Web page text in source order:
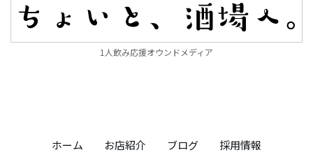
1人飲み応援オウンドメディア
ホーム お店紹介 ブログ
採用情報